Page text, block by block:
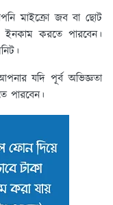
মাইক্রো জব বা ছোট
করতে পারবেন।
যদি পূর্ব অভিজ্ঞতা
পারবেন।